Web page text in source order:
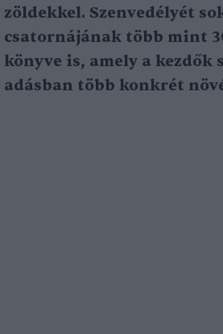
zöldekkel. Szenvedélyét
csatornájának több mint
könyve is, amely a kezdők
adásban több konkrét